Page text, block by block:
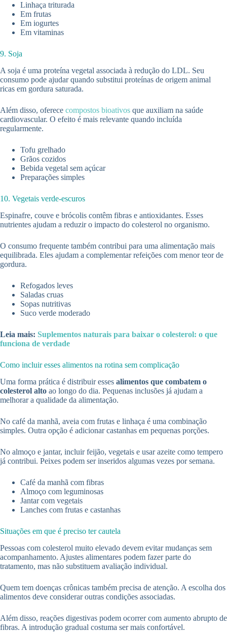
Linhaça triturada
Em frutas
Em iogurtes
Em vitaminas
9. Soja
A soja é uma proteína vegetal associada à redução do LDL. Seu
consumo pode ajudar quando substitui proteínas de origem animal
ricas em gordura saturada.
Além disso, oferece compostos bioativos que auxiliam na saúde
cardiovascular. O efeito é mais relevante quando incluída
regularmente.
Tofu grelhado
Grãos cozidos
Bebida vegetal sem açúcar
Preparações simples
10. Vegetais verde-escuros
Espinafre, couve e brócolis contêm fibras e antioxidantes. Esses
nutrientes ajudam a reduzir o impacto do colesterol no organismo.
O consumo frequente também contribui para uma alimentação mais
equilibrada. Eles ajudam a complementar refeições com menor teor de
gordura.
Refogados leves
Saladas cruas
Sopas nutritivas
Suco verde moderado
Leia mais: Suplementos naturais para baixar o colesterol: o que
funciona de verdade
Como incluir esses alimentos na rotina sem complicação
Uma forma prática é distribuir esses alimentos que combatem o
colesterol alto ao longo do dia. Pequenas inclusões já ajudam a
melhorar a qualidade da alimentação.
No café da manhã, aveia com frutas e linhaça é uma combinação
simples. Outra opção é adicionar castanhas em pequenas porções.
No almoço e jantar, incluir feijão, vegetais e usar azeite como tempero
já contribui. Peixes podem ser inseridos algumas vezes por semana.
Café da manhã com fibras
Almoço com leguminosas
Jantar com vegetais
Lanches com frutas e castanhas
Situações em que é preciso ter cautela
Pessoas com colesterol muito elevado devem evitar mudanças sem
acompanhamento. Ajustes alimentares podem fazer parte do
tratamento, mas não substituem avaliação individual.
Quem tem doenças crônicas também precisa de atenção. A escolha dos
alimentos deve considerar outras condições associadas.
Além disso, reações digestivas podem ocorrer com aumento abrupto de
fibras. A introdução gradual costuma ser mais confortável.